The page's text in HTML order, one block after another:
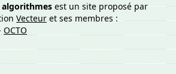
algorithmesest un site proposé par
Vecteuret ses membres :
OCTO